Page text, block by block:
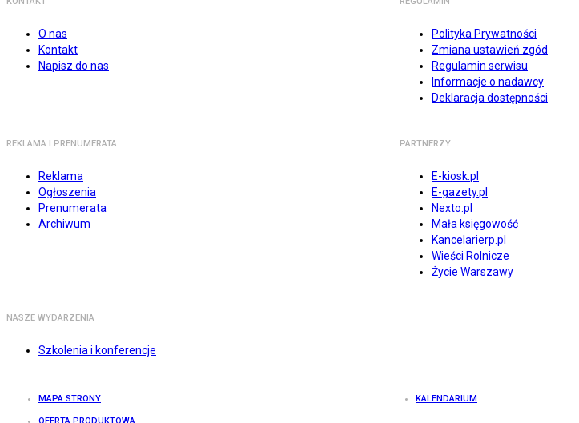
O nas
Kontakt
Napisz do nas
Polityka Prywatności
Zmiana ustawień zgód
Regulamin serwisu
Informacje o nadawcy
Deklaracja dostępności
REKLAMA I PRENUMERATA
Reklama
Ogłoszenia
Prenumerata
Archiwum
PARTNERZY
E-kiosk.pl
E-gazety.pl
Nexto.pl
Mała księgowość
Kancelarierp.pl
Wieści Rolnicze
Życie Warszawy
NASZE WYDARZENIA
Szkolenia i konferencje
MAPA STRONY KALENDARIUM